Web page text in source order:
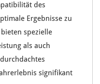
des
Ergebnisse zu
spezielle
als auch
signifikant